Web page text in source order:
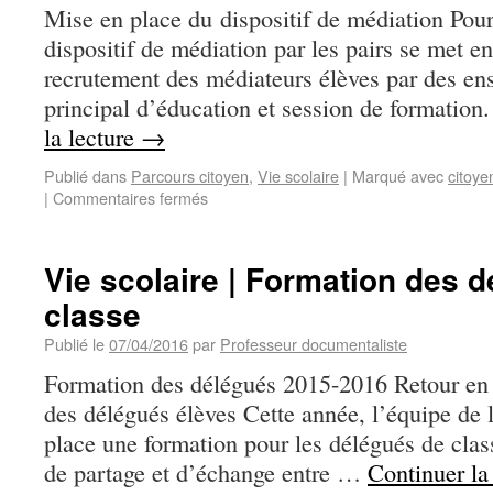
Mise en place du dispositif de médiation
dispositif de médiation par les pairs se met
recrutement des médiateurs élèves par des
principal d’éducation et session de
la lecture →
Publié dans Parcours citoyen, Vie scolaire | Marqué avec
| Commentaires fermés
Vie scolaire | Formation des
classe
Publié le07/04/2016par Professeur documentaliste
Formation des délégués 2015-2016 Retour
des délégués élèves Cette année, l’équipe
place une formation pour les délégués de
de partage et d’échange entre … Continuer